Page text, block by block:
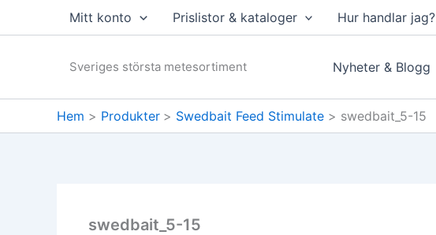
Mitt konto Prislistor & kataloger Hur handlar jag?
Sveriges största metesortiment Nyheter & Blogg
Hem Produkter Swedbait Feed Stimulate swedbait_5-15
swedbait_5-15